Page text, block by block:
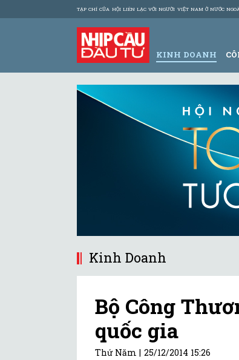
TẠP CHÍ CỦA HỘI LIÊN LẠC VỚI NGƯỜI VIỆT NAM Ở NƯỚC
KINH DOANH
Kinh Doanh
Bộ Công
quốc gia
Thứ Năm | 25/12/2014 15:26